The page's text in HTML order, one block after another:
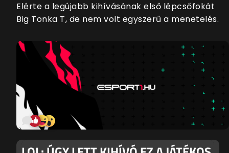
Elérte a legújabb kihívásának első lépcsőfokát
Big Tonka T, de nem volt egyszerű a menetelés.